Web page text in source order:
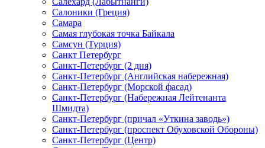
Салоники (Греция)
Самара
Самая глубокая точка Байкала
Самсун (Турция)
Санкт Петербург
Санкт-Петербург (2 дня)
Санкт-Петербург (Английская набережная)
Санкт-Петербург (Морской фасад)
Санкт-Петербург (Набережная Лейтенанта
Шмидта)
Санкт-Петербург (причал «Уткина заводь»)
Санкт-Петербург (проспект Обуховской Обороны)
Санкт-Петербург (Центр)